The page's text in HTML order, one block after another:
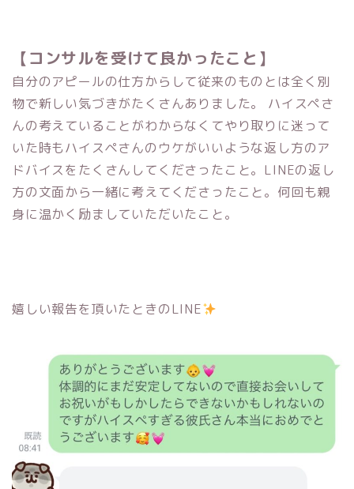
【コンサルを受けて良かったこと】
自分のアピールの仕方からして従来のものとは全く別
物で新しい気づきがたくさんありました。 ハイスペさ
んの考えていることがわからなくてやり取りに迷って
いた時もハイスペさんのウケがいいような返し方のア
ドバイスをたくさんしてくださったこと。LINEの返し
方の文面から一緒に考えてくださったこと。何回も親
身に温かく励ましていただいたこと。
嬉しい報告を頂いたときのLINE